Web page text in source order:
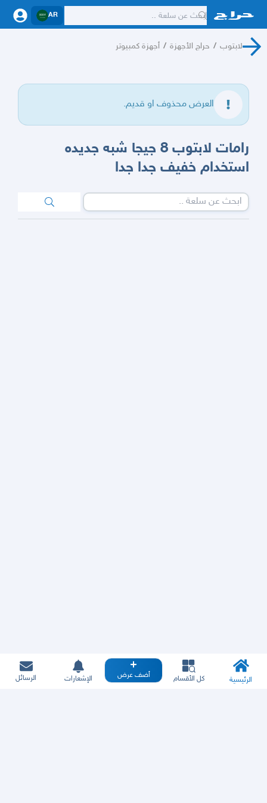
AR
لابتوب / حراج الأجهزة / أجهزة كمبيوتر
العرض محذوف او قديم.
رامات لابتوب 8 جيجا شبه جديده
استخدام خفيف جدا جدا
الرئيسية كل الأقسام أضف عرض الإشعارات الرسائل